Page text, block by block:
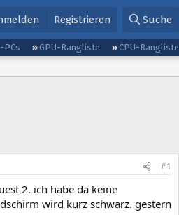
Registrieren Suche
PCs GPU-Rangliste
CPU-Rangliste
#1
2. ich habe da keine
wird kurz schwarz. gestern